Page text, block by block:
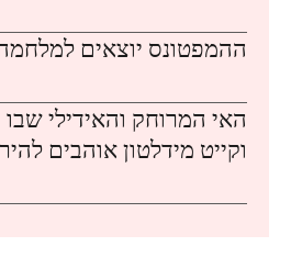
ההמפטונס יוצאים
האי המרוחק והאידילי שבו
וקייט מידלטון אוהבים